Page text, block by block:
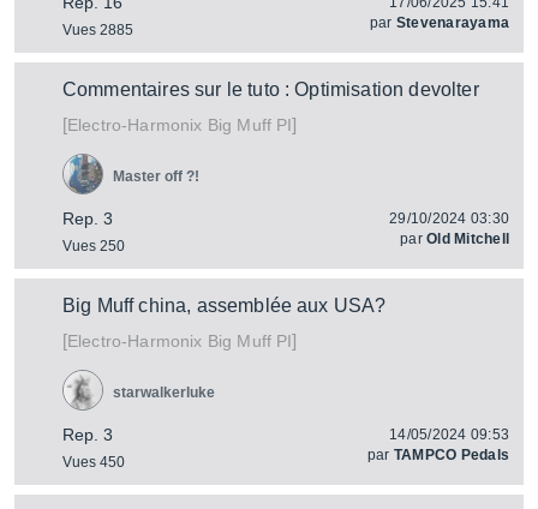
Vues 2885
par Stevenarayama
Commentaires sur le tuto : Optimisation devolter
[Electro-Harmonix Big Muff PI]
Rep. 3
Vues 250
Master off ?!
29/10/2024 03:30
parOld Mitchell
Big Muff china, assemblée aux USA?
[Electro-Harmonix Big Muff PI]
Rep. 3
Vues 450
starwalkerluke
14/05/2024 09:53
par TAMPCO Pedals